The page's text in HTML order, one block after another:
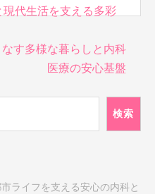
代生活を支える多彩
す多様な暮らしと内科
医療の安心基盤
検索
ライフを支える安心の内科と